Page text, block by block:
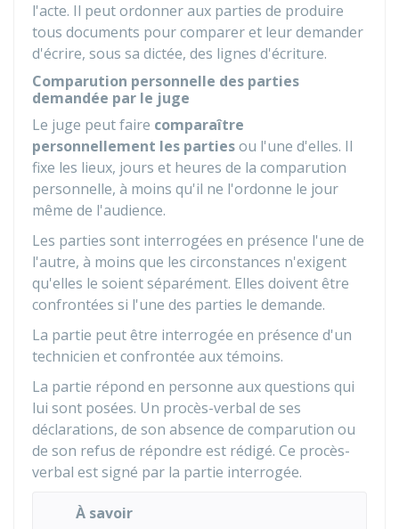
l'acte. Il peut ordonner aux parties de produire
tous documents pour comparer et leur demander
d'écrire, sous sa dictée, des lignes d'écriture.
Comparution personnelle des parties
demandée par le juge
Le juge peut faire comparaître
personnellement les partiesou l'une d'elles. Il
fixe les lieux, jours et heures de la comparution
personnelle, à moins qu'il ne l'ordonne le jour
même de l'audience.
Les parties sont interrogées en présence l'une de
l'autre, à moins que les circonstances n'exigent
qu'elles le soient séparément. Elles doivent être
confrontées si l'une des parties le demande.
La partie peut être interrogée en présence d'un
technicien et confrontée aux témoins.
La partie répond en personne aux questions qui
lui sont posées. Un procès-verbal de ses
déclarations, de son absence de comparution ou
de son refus de répondre est rédigé. Ce procès-
verbal est signé par la partie interrogée.
À savoir